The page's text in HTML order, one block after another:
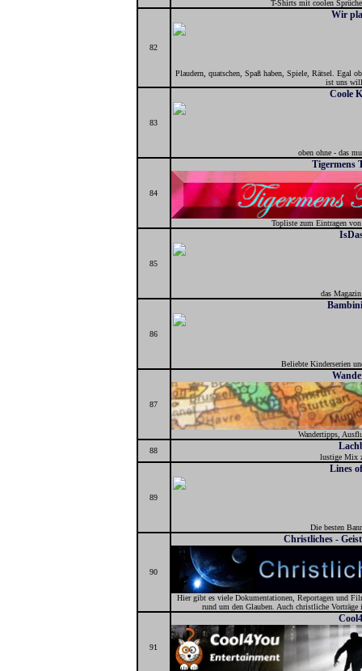
T-Shirts mit coolen
82
Wir
Plaudern, quatschen, Spaß haben, Spiele, Rätsel. Egal
ist uns
83
Coole
oben ohne - das
84
Tigermens
Topliste zum Eintragen
85
das
86
Beliebte Kinderserien
87
Wandertipps,
88
lustige Mix
89
Lines
Die besten
90
Christliches -
Hier gibt es viele Dokumentationen, Reportagen und
rund um den Glauben. Auch christliche
91